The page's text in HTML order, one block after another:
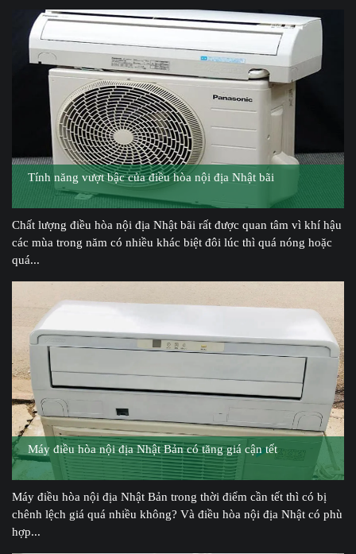
Tính năng vượt bậc của điều hòa nội địa Nhật bãi
Chất lượng điều hòa nội địa Nhật bãi rất được quan tâm vì khí hậu
các mùa trong năm có nhiều khác biệt đôi lúc thì quá nóng hoặc
quá...
Máy điều hòa nội địa Nhật Bản có tăng giá cận tết
Máy điều hòa nội địa Nhật Bản trong thời điểm cần tết thì có bị
chênh lệch giá quá nhiều không? Và điều hòa nội địa Nhật có phù
hợp...